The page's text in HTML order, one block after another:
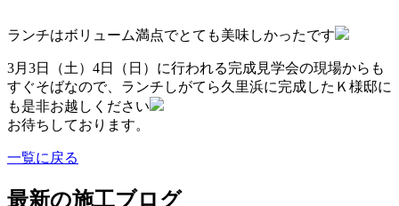
ランチはボリューム満点でとても美味しかったです
3月3日（土）4日（日）に行われる完成見学会の現場からも
すぐそばなので、ランチしがてら久里浜に完成したＫ様邸に
も是非お越しください
お待ちしております。
一覧に戻る
最新の施工ブログ